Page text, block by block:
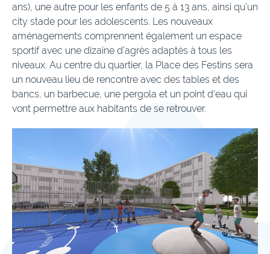
ans), une autre pour les enfants de 5 à 13 ans, ainsi qu’un
city stade pour les adolescents. Les nouveaux
aménagements comprennent également un espace
sportif avec une dizaine d’agrès adaptés à tous les
niveaux. Au centre du quartier, la Place des Festins sera
un nouveau lieu de rencontre avec des tables et des
bancs, un barbecue, une pergola et un point d’eau qui
vont permettre aux habitants de se retrouver.